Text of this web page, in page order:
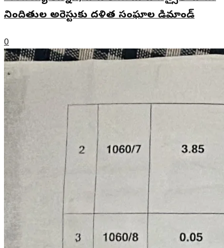
నిందితుల అరెస్టుకు దళిత సంఘాల డిమాండ్
0